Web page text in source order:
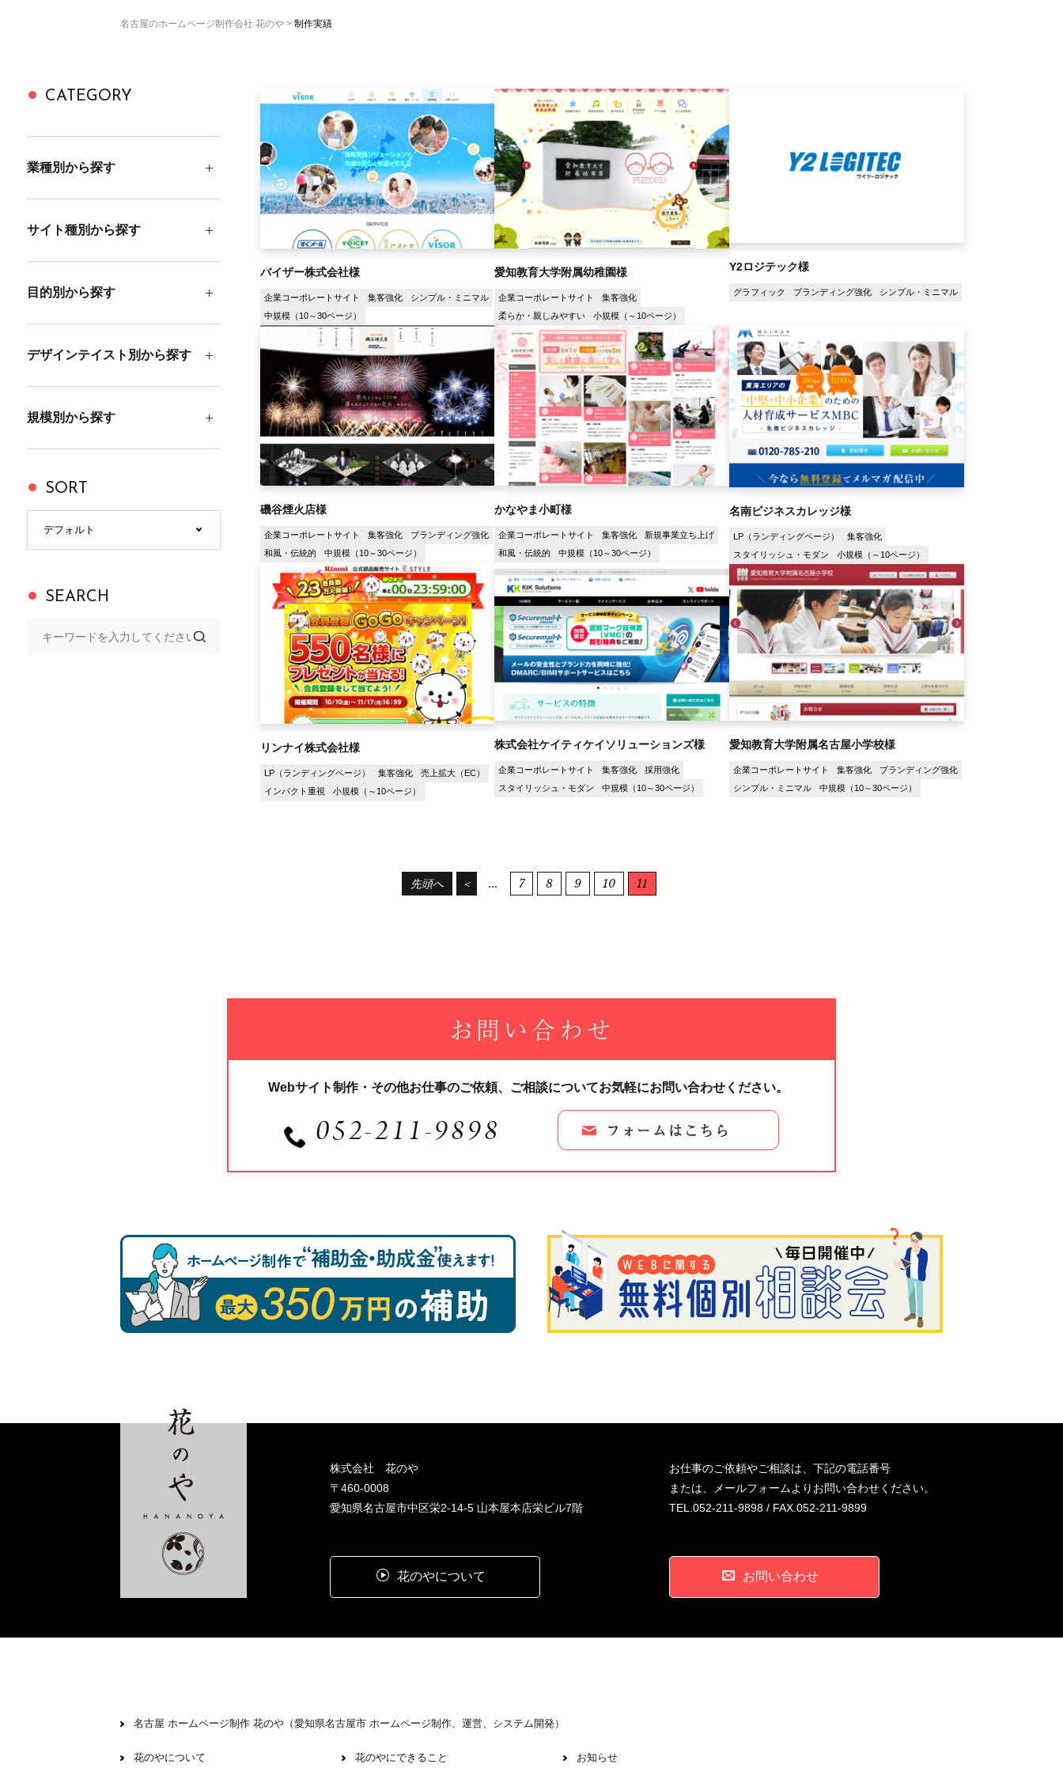
名古屋のホームページ制作会社 花のや 制作実績
CATEGORY
業種別から探す
サイト種別から探す
目的別から探す
デザインテイスト別から探す
規模別から探す
SORT
SEARCH
バイザー株式会社様
企業コーポレートサイト 集客強化
シンプル・ミニマル
中規模（10～30ページ）
愛知教育大学附属幼稚園様
企業コーポレートサイト
集客強化
柔らか・親しみやすい
小規模（～10ページ）
Y2ロジテック様
グラフィック ブランディング強化 シンプル・ミニマル
磯谷煙火店様
企業コーポレートサイト 集客強化
ブランディング強化
和風・伝統的
中規模（10～30ページ）
かなやま小町様
企業コーポレートサイト 集客強化
新規事業立ち上げ
和風・伝統的
中規模（10～30ページ）
名南ビジネスカレッジ様
LP（ランディングページ）
集客強化
スタイリッシュ・モダン
小規模（～10ページ）
リンナイ株式会社様
LP（ランディングページ） 集客強化
売上拡大（EC）
インパクト重視
小規模（～10ページ）
株式会社ケイティケイソリューションズ様
企業コーポレートサイト 集客強化
採用強化
スタイリッシュ・モダン
中規模（10～30ページ）
愛知教育大学附属名古屋小学校様
企業コーポレートサイト 集客強化
ブランディング強化
シンプル・ミニマル
中規模（10～30ページ）
先頭へ ＜ ... 7 8 9 10 11
お問い合わせ
Webサイト制作・その他お仕事のご依頼、 ご相談についてお気軽にお問い合わせください。
052-211-9898 フォームはこちら
株式会社 花のや
〒460-0008
愛知県名古屋市中区栄2-14-5 山本屋本店栄ビル7階
花のやについて
お仕事のご依頼やご相談は、下記の電話番号
または、メールフォームよりお問い合わせください。
TEL.052-211-9898 / FAX.052-211-9899
お問い合わせ
名古屋 ホームページ制作 花のや（愛知県名古屋市 ホームページ制作、運営、システム開発）
花のやについて 花のやにできること お知らせ